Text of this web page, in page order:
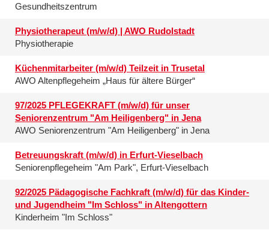
Gesundheitszentrum
Physiotherapeut (m/w/d) | AWO Rudolstadt
Physiotherapie
Küchenmitarbeiter (m/w/d) Teilzeit in Trusetal
AWO Altenpflegeheim „Haus für ältere Bürger“
97/2025 PFLEGEKRAFT (m/w/d) für unser
Seniorenzentrum "Am Heiligenberg" in Jena
AWO Seniorenzentrum "Am Heiligenberg" in Jena
Betreuungskraft (m/w/d) in Erfurt-Vieselbach
Seniorenpflegeheim "Am Park", Erfurt-Vieselbach
92/2025 Pädagogische Fachkraft (m/w/d) für das Kinder-
und Jugendheim "Im Schloss" in Altengottern
Kinderheim "Im Schloss"